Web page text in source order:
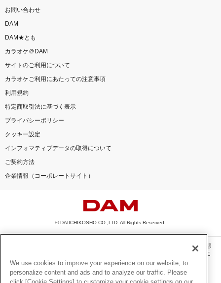
お問い合わせ
DAM
DAM★とも
カラオケ＠DAM
サイトのご利用について
カラオケご利用にあたっての注意事項
利用規約
特定商取引法に基づく表示
プライバシーポリシー
クッキー設定
インフォマティブデータの取得について
ご契約方法
企業情報（コーポレートサイト）
© DAIICHIKOSHO CO.,LTD. All Rights Reserved.
このサイトに掲載されている一切の文章・画像・写真・動画・音声等を、手段や形態
を問わず、著作権法の定める範囲を超えて無断で複製、転載、ファイル化などするこ
とを禁じます。
楽曲及びコンテンツは、機種によりご利用いただけない場合があります。
We use cookies to improve your experience on our website, to
personalize content and ads and to analyze our traffic. Please